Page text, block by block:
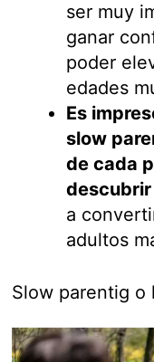
ser muy
ganar
poder
edades
Es
slow
de cada
a
adultos
Slow parentig o